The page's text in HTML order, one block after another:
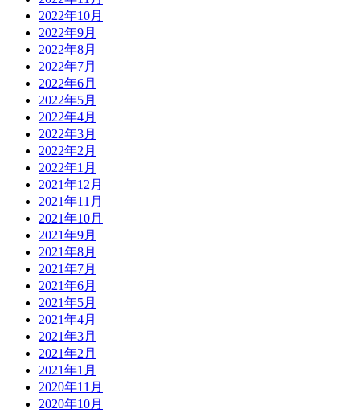
2022年10月
2022年9月
2022年8月
2022年7月
2022年6月
2022年5月
2022年4月
2022年3月
2022年2月
2022年1月
2021年12月
2021年11月
2021年10月
2021年9月
2021年8月
2021年7月
2021年6月
2021年5月
2021年4月
2021年3月
2021年2月
2021年1月
2020年11月
2020年10月